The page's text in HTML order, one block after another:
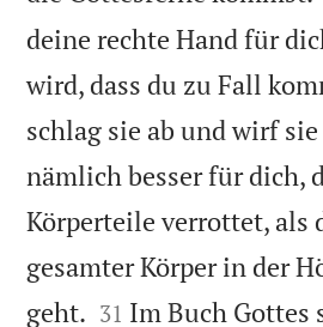
deine rechte Hand für
wird, dass du zu Fall
schlag sie ab und wirf
nämlich besser für dich,
Körperteile verrottet, als
gesamter Körper in der
geht. 

31 Im Buch Gottes